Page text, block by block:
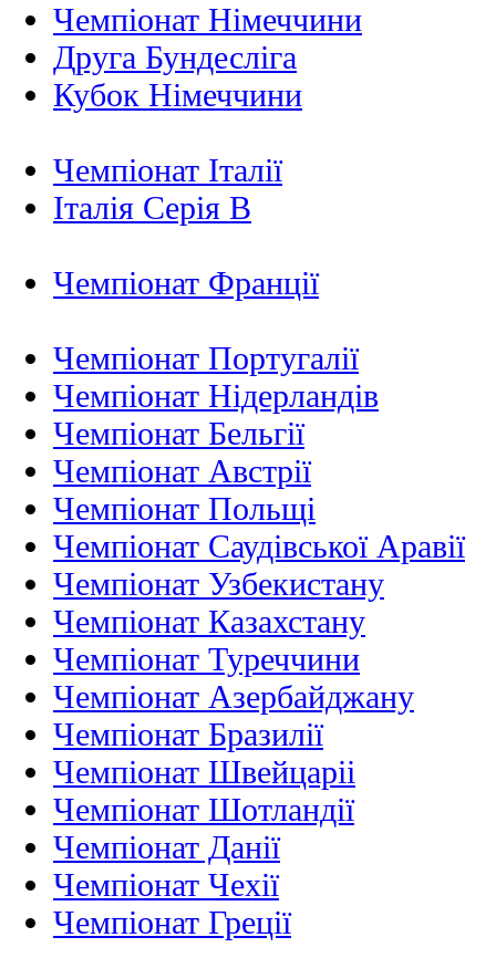
Чемпіонат Німеччини
Друга Бундесліга
Кубок Німеччини
Чемпіонат Італії
Італія Серія B
Чемпіонат Франції
Чемпіонат Португалії
Чемпіонат Нідерландiв
Чемпіонат Бельгії
Чемпіонат Австрії
Чемпіонат Польщі
Чемпіонат Саудівської Аравії
Чемпіонат Узбекистану
Чемпіонат Казахстану
Чемпіонат Туреччини
Чемпіонат Азербайджану
Чемпіонат Бразилії
Чемпіонат Швейцаріі
Чемпіонат Шотландії
Чемпіонат Данії
Чемпіонат Чехії
Чемпіонат Греції